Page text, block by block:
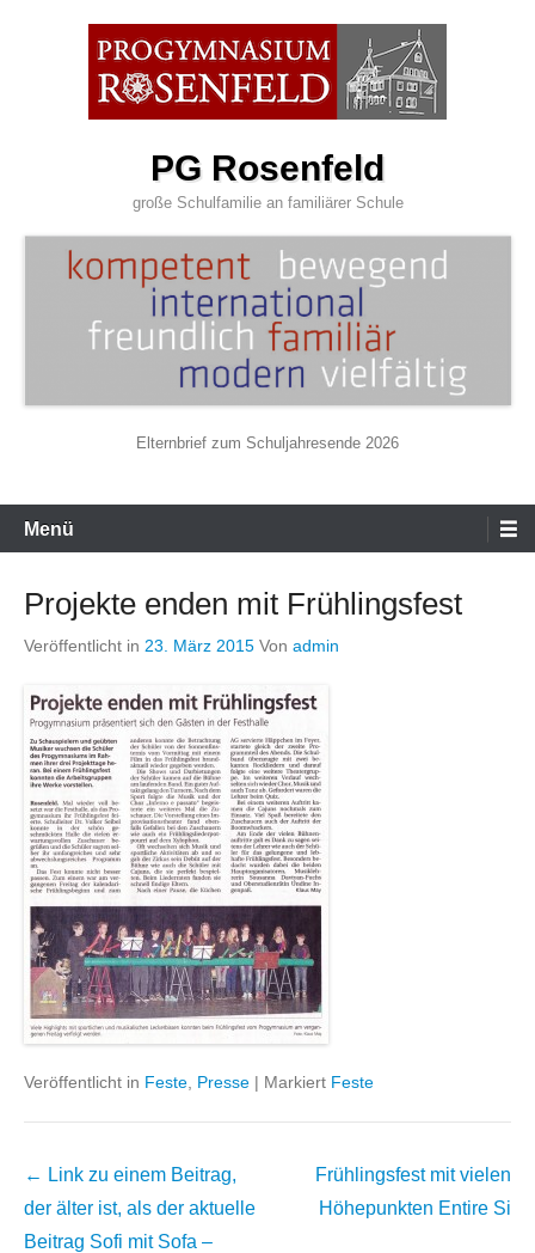
PG Rosenfeld
große Schulfamilie an familiärer Schule
Elternbrief zum Schuljahresende 2026
Primäres
Menü
Menü
Projekte enden mit Frühlingsfest
Veröffentlicht in 23. März 2015 Von admin
Veröffentlicht in Feste Presse | Markiert Feste
Beitrags
Übersicht
← Link zu einem Beitrag,
der älter ist, als der aktuelle
Beitrag Sofi mit Sofa –
Frühlingsfest mit vielen
Höhepunkten Entire Si